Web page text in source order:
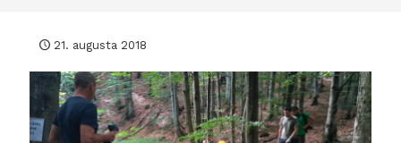
21. augusta 2018